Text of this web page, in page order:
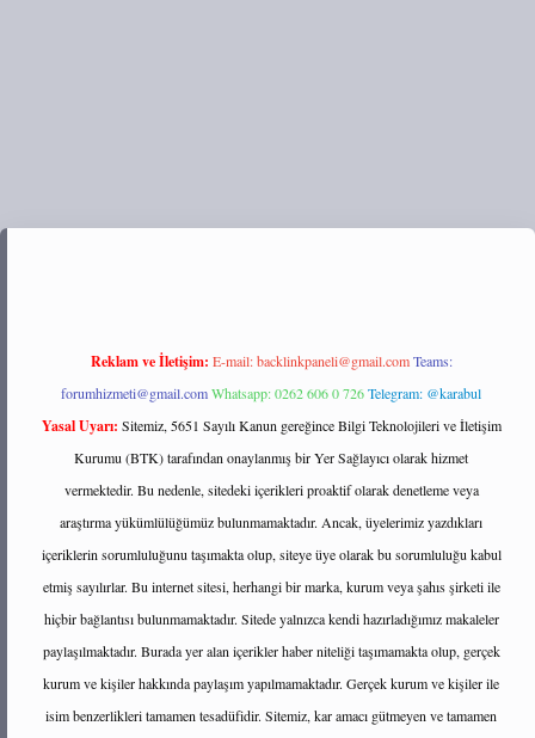
tulipbett.net/
Reklam ve İletişim: E-mail:backlinkpaneli@gmail.com Teams:
forumhizmeti@gmail.comWhatsapp: 0262 606 0 726Telegram: @karabul
Yasal Uyarı: Sitemiz, 5651 Sayılı Kanun gereğince Bilgi Teknolojileri ve İletişim
Kurumu (BTK) tarafından onaylanmış bir Yer Sağlayıcı olarak hizmet
vermektedir. Bu nedenle, sitedeki içerikleri proaktif olarak denetleme veya
araştırma yükümlülüğümüz bulunmamaktadır. Ancak, üyelerimiz yazdıkları
içeriklerin sorumluluğunu taşımakta olup, siteye üye olarak bu sorumluluğu kabul
etmiş sayılırlar. Bu internet sitesi, herhangi bir marka, kurum veya şahıs şirketi ile
hiçbir bağlantısı bulunmamaktadır. Sitede yalnızca kendi hazırladığımız makaleler
paylaşılmaktadır. Burada yer alan içerikler haber niteliği taşımamakta olup, gerçek
kurum ve kişiler hakkında paylaşım yapılmamaktadır. Gerçek kurum ve kişiler ile
isim benzerlikleri tamamen tesadüfidir. Sitemiz, kar amacı gütmeyen ve tamamen